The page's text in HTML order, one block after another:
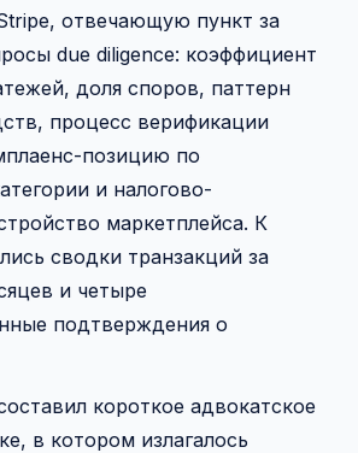
отвечающую пункт за
due diligence: коэффициент
доля споров, паттерн
процесс верификации
позицию по
и налогово-
маркетплейса. К
сводки транзакций за
и четыре
подтверждения о
короткое адвокатское
в котором излагалось